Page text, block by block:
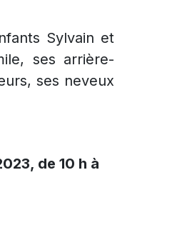
Sylvain et
ses arrière-
ses neveux
de 10 h à